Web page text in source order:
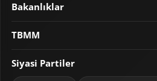
Bakanlıklar
TBMM
Siyasi Partiler